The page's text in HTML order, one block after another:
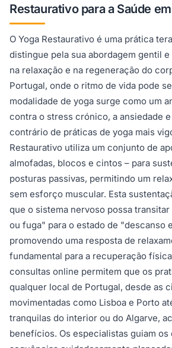
Restaurativo para a Saúde
O Yoga Restaurativo é uma prática
distingue pela sua abordagem gentil
na relaxação e na regeneração do
Portugal, onde o ritmo de vida pode
modalidade de yoga surge como um
contra o stress crónico, a ansiedade
contrário de práticas de yoga mais
Restaurativo utiliza um conjunto de
almofadas, blocos e cintos – para
posturas passivas, permitindo um
sem esforço muscular. Esta
que o sistema nervoso possa
ou fuga" para o estado de "descanso
promovendo uma resposta de
fundamental para a recuperação
consultas online permitem que os
qualquer local de Portugal, desde as
movimentadas como Lisboa e Porto
tranquilas do interior ou do Algarve,
benefícios. Os especialistas guiam